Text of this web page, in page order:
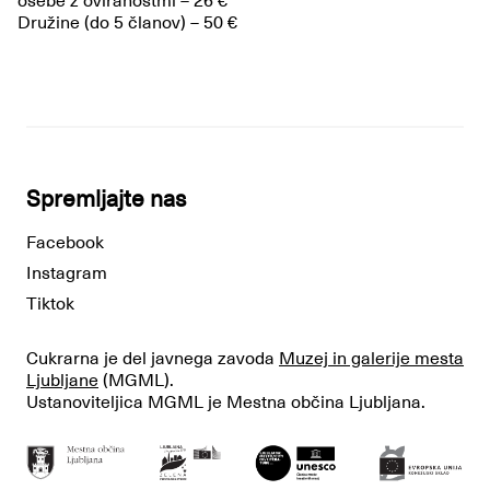
Družine (do 5 članov) – 50 €
Spremljajte nas
Facebook
Instagram
Tiktok
Cukrarna je del javnega zavoda Muzej in galerije mesta
Ljubljane (MGML).
Ustanoviteljica MGML je Mestna občina Ljubljana.